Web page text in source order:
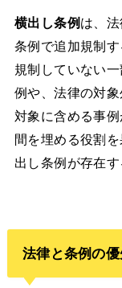
横出し条例は、
条例で追加規制
規制していない
例や、法律の対
対象に含める事
間を埋める役割
出し条例が存在す
法律と条例の